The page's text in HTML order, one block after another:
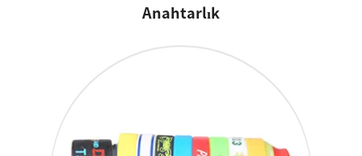
Anahtarlık